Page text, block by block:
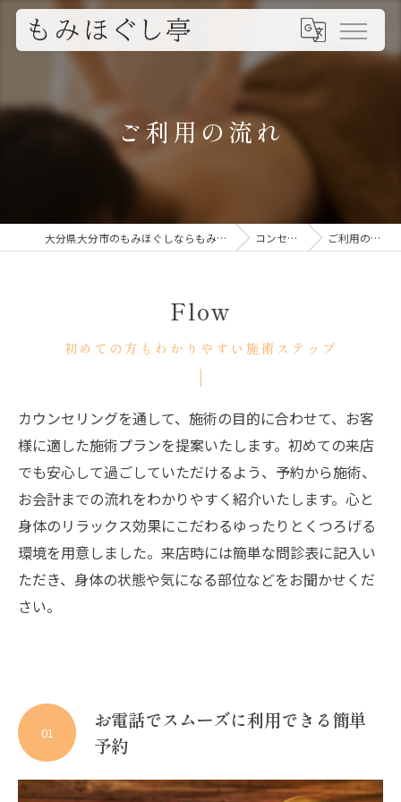
ご利用の流れ
大分県大分市のもみほぐしならもみほぐし亭 コンセプト ご利用の流れ
初めての方もわかりやすい施術ステップ
Flow
カウンセリングを通して、施術の目的に合わせて、お客
様に適した施術プランを提案いたします。初めての来店
でも安心して過ごしていただけるよう、予約から施術、
お会計までの流れをわかりやすく紹介いたします。心と
身体のリラックス効果にこだわるゆったりとくつろげる
環境を用意しました。来店時には簡単な問診表に記入い
ただき、身体の状態や気になる部位などをお聞かせくだ
さい。
お電話でスムーズに利用できる簡単
予約
01